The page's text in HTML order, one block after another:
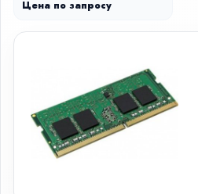
Цена по запросу